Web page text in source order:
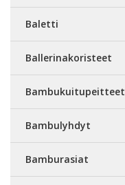
Baletti
Ballerinakoristeet
Bambukuitupeitteet
Bambulyhdyt
Bamburasiat